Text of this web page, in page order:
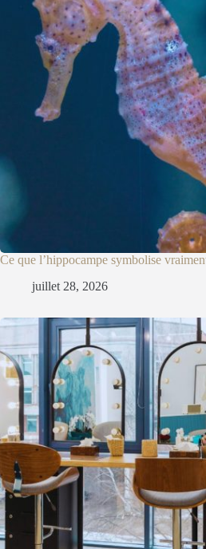
Ce que l’hippocampe symbolise
juillet 28, 2026